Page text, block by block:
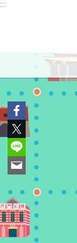
跳到主要內容區塊
:::